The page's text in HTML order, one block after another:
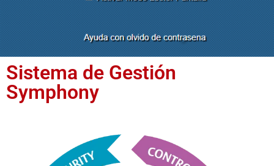
Sistema de Gestión
Symphony